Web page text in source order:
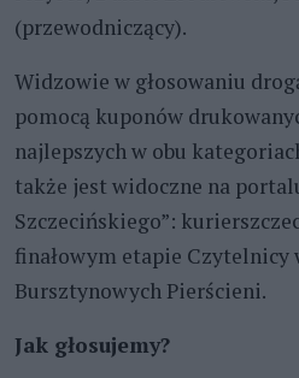
(przewodniczący).
Widzowie w głosowaniu
pomocą kuponów
najlepszych w obu
także jest widoczne na
Szczecińskiego”:
finałowym etapie Czytelnicy
Bursztynowych Pierścieni.
Jak głosujemy?